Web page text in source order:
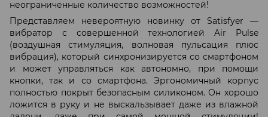
неограниченные количество возможностей!
Представляем невероятную новинку от Satisfyer —
вибратор с совершенной технологией Air Pulse
(воздушная стимуляция, волновая пульсация плюс
вибрация), который синхронизируется со смартфоном
и может управляться как автономно, при помощи
кнопки, так и со смартфона. Эргономичный корпус
полностью покрыт безопасным силиконом. Он хорошо
ложится в руку и не выскальзывает даже из влажной